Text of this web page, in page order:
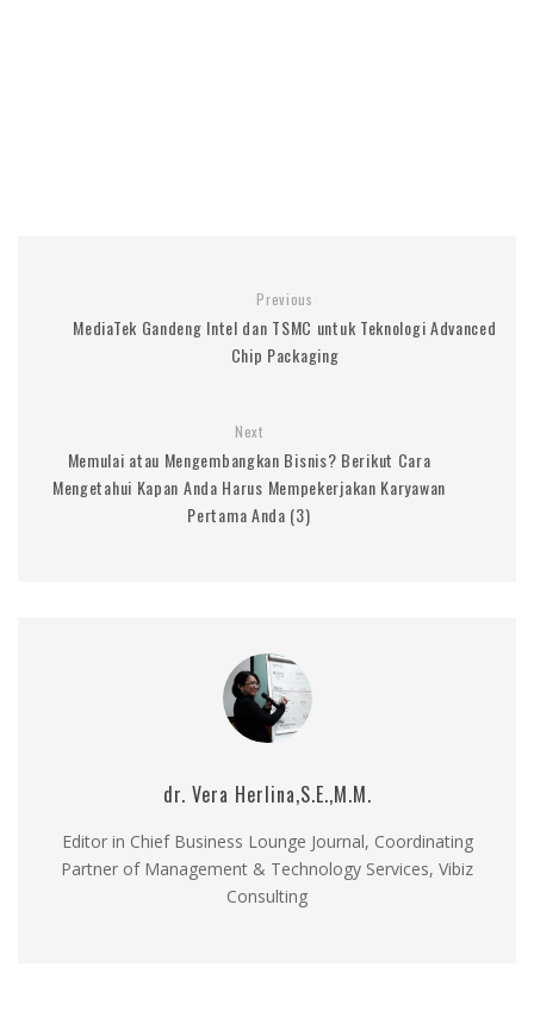
Previous
MediaTek Gandeng Intel dan TSMC untuk Teknologi Advanced
Chip Packaging
Next
Memulai atau Mengembangkan Bisnis? Berikut Cara
Mengetahui Kapan Anda Harus Mempekerjakan Karyawan
Pertama Anda (3)
dr. Vera Herlina,S.E.,M.M.
Editor in Chief Business Lounge Journal, Coordinating
Partner of Management & Technology Services, Vibiz
Consulting